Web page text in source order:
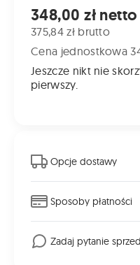
Cena od
348,00 zł netto
375,84 zł brutto
Cena jednostkowa
Jeszcze nikt nie
pierwszy.
Opcje dostawy
Sposoby płatności
Zadaj pytanie